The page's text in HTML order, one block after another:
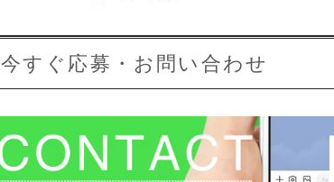
今すぐ応募・お問い合わせ